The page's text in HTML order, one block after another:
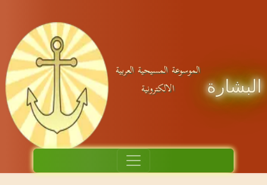
المسيحية العربية
الالكترونية